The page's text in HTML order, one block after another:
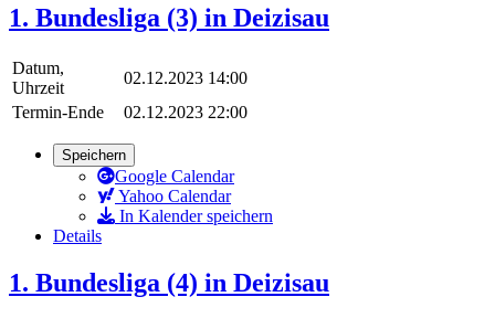
1. Bundesliga (3) in Deizisau
Datum,
Uhrzeit
02.12.2023 14:00
Termin-Ende
02.12.2023 22:00
Speichern
Google Calendar
Yahoo Calendar
In Kalender speichern
Details
1. Bundesliga (4) in Deizisau